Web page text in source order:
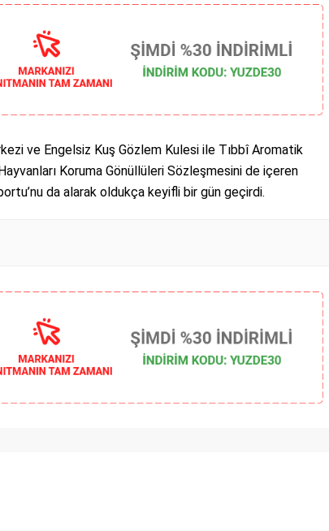
ve Engelsiz Kuş Gözlem Kulesi ile Tıbbî Aromatik
Koruma Gönüllüleri Sözleşmesini de içeren
da alarak oldukça keyifli bir gün geçirdi.